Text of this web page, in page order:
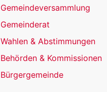
Gemeindeversammlung
Gemeinderat
Wahlen & Abstimmungen
Behörden & Kommissionen
Bürgergemeinde